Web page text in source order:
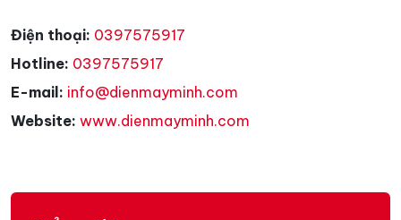
Điện thoại: 0397575917
Hotline: 0397575917
E-mail: info@dienmayminh.com
Website: www.dienmayminh.com